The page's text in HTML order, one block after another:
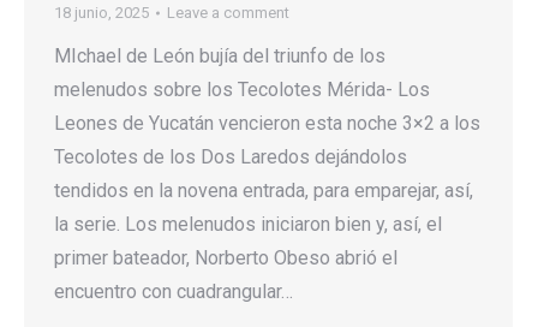
18 junio, 2025
Leave a comment
MIchael de León bujía del triunfo de los
melenudos sobre los Tecolotes Mérida- Los
Leones de Yucatán vencieron esta noche 3×2 a los
Tecolotes de los Dos Laredos dejándolos
tendidos en la novena entrada, para emparejar, así,
la serie. Los melenudos iniciaron bien y, así, el
primer bateador, Norberto Obeso abrió el
encuentro con cuadrangular…